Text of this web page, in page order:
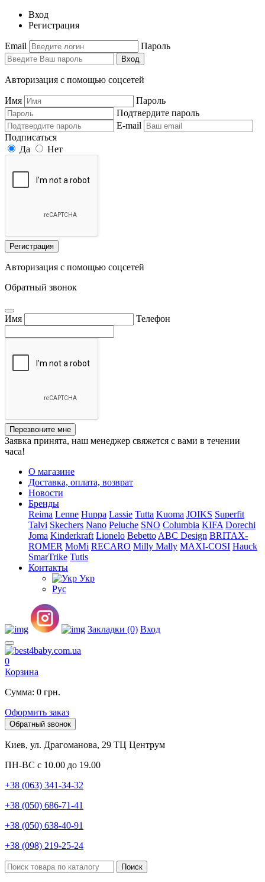
Вход
Регистрация
Email Пароль
Вход
Авторизация с помощью соцсетей
Имя
Пароль
Подтвердите пароль
E-mail
Подписаться
Да
Нет
Регистрация
Авторизация с помощью соцсетей
Обратный звонок
Имя Телефон
Перезвоните мне
Заявка принята, наш менеджер свяжется с вами в течении
часа!
О магазине
Доставка, оплата, возврат
Новости
Бренды
Reima Lenne Huppa Lassie Tutta Kuoma JOIKS Superfit
Talvi Skechers Nano Peluche SNO Columbia KIFA Dorechi
Joma Kinderkraft Lionelo Bebetto ABC Design BRITAX-
ROMER MoMi RECARO Milly Mally MAXI-COSI Hauck
SmarTrike Tutis
Контакты
Укр
Рус
Закладки (0) Вход
0
Корзина
Сумма: 0 грн.
Оформить заказ
Обратный звонок
Киев, ул. Драгоманова, 29 ТЦ Центрум
ПН-ВС с 10.00 до 19.00
+38 (063) 341-34-32
+38 (050) 686-71-41
+38 (050) 638-40-91
+38 (098) 219-25-24
Поиск